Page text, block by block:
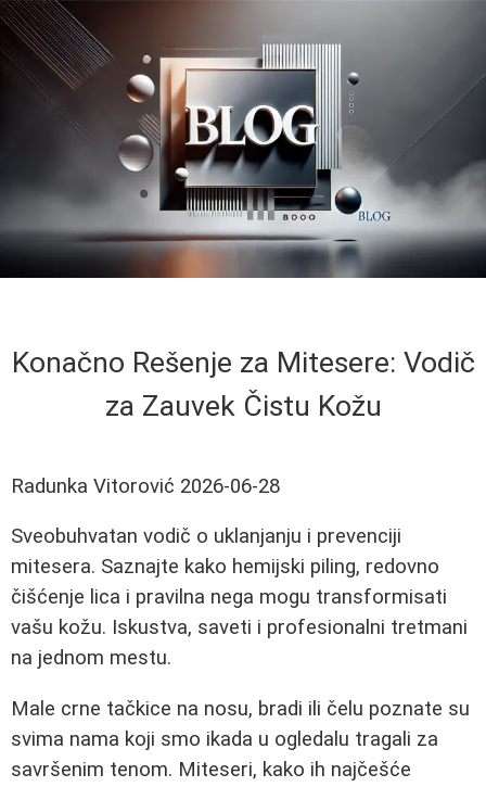
Konačno Rešenje za Mitesere: Vodič
za Zauvek Čistu Kožu
Radunka Vitorović 2026-06-28
Sveobuhvatan vodič o uklanjanju i prevenciji
mitesera. Saznajte kako hemijski piling, redovno
čišćenje lica i pravilna nega mogu transformisati
vašu kožu. Iskustva, saveti i profesionalni tretmani
na jednom mestu.
Male crne tačkice na nosu, bradi ili čelu poznate su
svima nama koji smo ikada u ogledalu tragali za
savršenim tenom. Miteseri, kako ih najčešće